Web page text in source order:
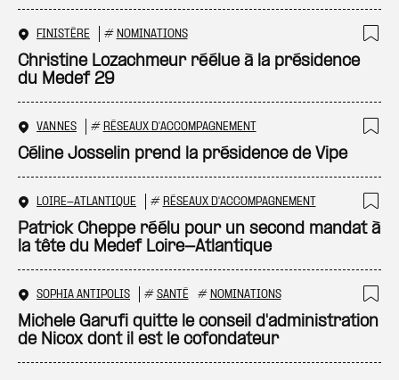
FINISTÈRE # NOMINATIONS
Christine Lozachmeur réélue à la présidence
du Medef 29
VANNES # RÉSEAUX D'ACCOMPAGNEMENT
Céline Josselin prend la présidence de Vipe
LOIRE-ATLANTIQUE # RÉSEAUX D'ACCOMPAGNEMENT
Patrick Cheppe réélu pour un second mandat à
la tête du Medef Loire-Atlantique
SOPHIA ANTIPOLIS # SANTÉ # NOMINATIONS
Michele Garufi quitte le conseil d'administration
de Nicox dont il est le cofondateur